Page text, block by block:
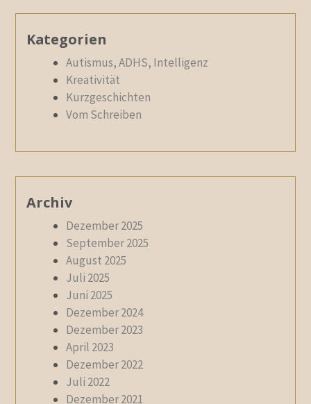
Kategorien
Autismus, ADHS, Intelligenz
Kreativität
Kurzgeschichten
Vom Schreiben
Archiv
Dezember 2025
September 2025
August 2025
Juli 2025
Juni 2025
Dezember 2024
Dezember 2023
April 2023
Dezember 2022
Juli 2022
Dezember 2021